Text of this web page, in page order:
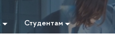
Студентам